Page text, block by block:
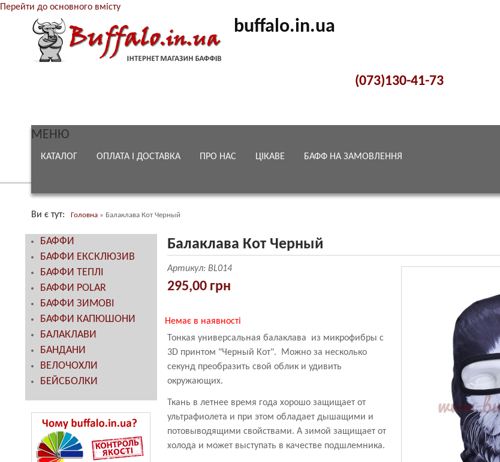
Перейти до основного вмісту
buffalo.in.ua
(073)130-41-73
МЕНЮ
КАТАЛОГ ОПЛАТА І ДОСТАВКА ПРО НАС ЦІКАВЕ БАФФ НА ЗАМОВЛЕННЯ
Ви є тут Головна » Балаклава Кот Черный
Балаклава Кот Черный
Артикул: BL014
295,00 грн
Немає в наявності
Тонкая универсальная балаклава из микрофибры с
3D принтом "Черный Кот". Можно за несколько
секунд преобразить свой облик и удивить
окружающих.
Ткань в летнее время года хорошо защищает от
ультрафиолета и при этом обладает дышащими и
потовыводящими свойствами. А зимой защищает от
холода и может выступать в качестве подшлемника.
БАФФИ
БАФФИ ЕКСКЛЮЗИВ
БАФФИ ТЕПЛІ
БАФФИ POLAR
БАФФИ ЗИМОВІ
БАФФИ КАПЮШОНИ
БАЛАКЛАВИ
БАНДАНИ
ВЕЛОЧОХЛИ
БЕЙСБОЛКИ